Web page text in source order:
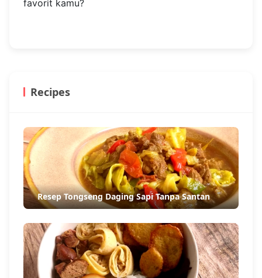
favorit kamu?
Recipes
Resep Tongseng Daging Sapi Tanpa Santan